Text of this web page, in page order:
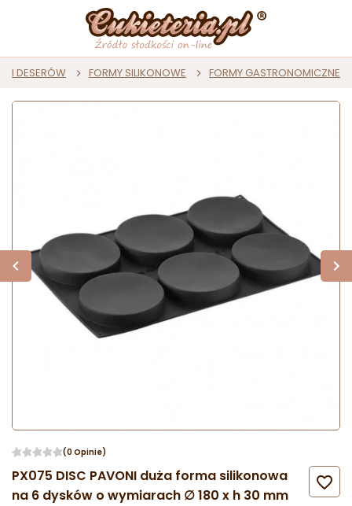
I DESERÓW FORMY SILIKONOWE FORMY GASTRONOMICZNE
(0 Opinie)
PX075 DISC PAVONI duża forma silikonowa
na 6 dysków o wymiarach ∅ 180 x h 30 mm
